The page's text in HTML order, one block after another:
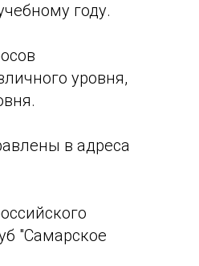
году.
уровня,
в адреса
"Самарское